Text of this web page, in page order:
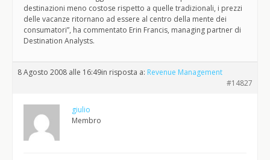
destinazioni meno costose rispetto a quelle tradizionali, i prezzi
delle vacanze ritornano ad essere al centro della mente dei
consumatori”, ha commentato Erin Francis, managing partner di
Destination Analysts.
8 Agosto 2008 alle 16:49in risposta a: Revenue Management
#14827
giulio
Membro